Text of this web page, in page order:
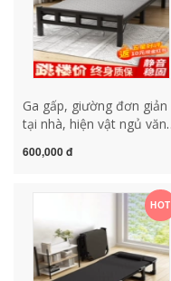
Ga gấp, giường đơn giản
tại nhà, hiện vật ngủ văn
xá, nhà cho thuê, giường
600,000 đ
HOT